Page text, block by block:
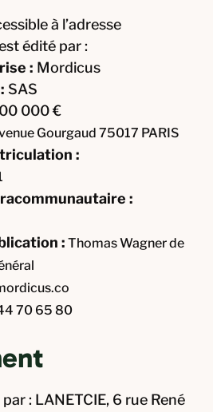
à l’adresse
édité par :
: Mordicus
SAS
000 €
Gourgaud 75017 PARIS
:
:
: Thomas Wagner de
70 65 80
: LANETCIE, 6 rue René